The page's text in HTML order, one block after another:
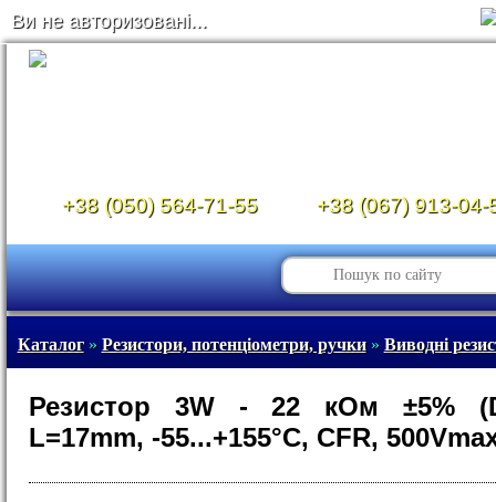
Ви не авторизовані...
+38 (050) 564-71-55 +38 (067) 913-04-
Каталог» Резистори, потенціометри, ручки» Виводні
Резистор 3W - 22 кОм ±5%
L=17mm, -55...+155°C, CFR,